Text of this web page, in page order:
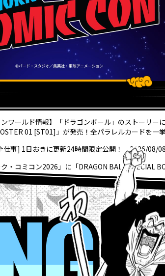
ンワールド情報】「ドラゴンボール」のストーリー
01 [ST01]」が発売！全パラレルカードを一
仕事] 1日おきに更新24時間限定公開！ 2026/08/08
ク・コミコン2026」に「DRAGON BALL SPECIAL
のサカゼン”から「ドラゴンボール」シリーズのオ
ルスーパーダイバーズ-レッツ！スーパーダイブ !!
ンワールド情報】最強ジャンプ10月号ふろくカード
☆キャラクター紹介！第267回目は『ドラゴンボー
月号大好評発売中!! 『ドラゴンボールSD』の表紙
RANKING